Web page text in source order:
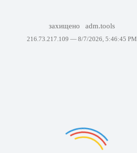
захищено adm.tools
216.73.217.109 — 8/7/2026, 5:46:45 PM